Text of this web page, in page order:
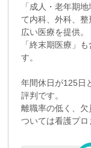
「成人・老年期
て内科、外科、
広い医療を提供。
「終末期医療」
す。
年間休日が125日
評判です。
離職率の低く、
ついては看護プロ